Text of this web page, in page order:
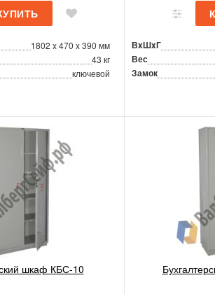
1802 x 470 x 390 мм
43 кг
ключевой
ВxШxГ
Вес
Замок
шкаф КБС-10